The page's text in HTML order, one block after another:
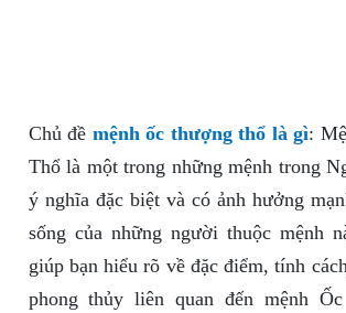
Chủ đề mệnh ốc thượng thổ là gì:
Thổ là một trong những mệnh trong
ý nghĩa đặc biệt và có ảnh hưởng
sống của những người thuộc mệnh
giúp bạn hiểu rõ về đặc điểm, tính
phong thủy liên quan đến mệnh